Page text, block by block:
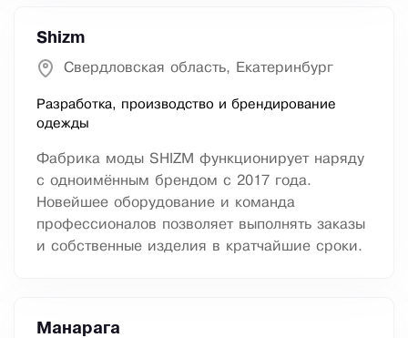
Shizm
Свердловская область, Екатеринбург
Разработка, производство и брендирование
одежды
Фабрика моды SHIZM функционирует наряду
с одноимённым брендом с 2017 года.
Новейшее оборудование и команда
профессионалов позволяет выполнять заказы
и собственные изделия в кратчайшие сроки.
Манарага